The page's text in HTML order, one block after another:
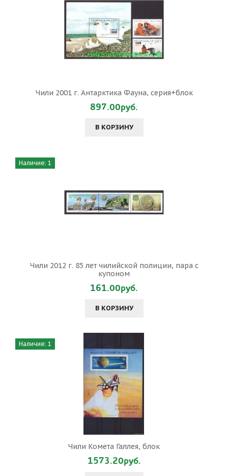
Чили 2001 г. Антарктика Фауна, серия+блок
897.00руб.
В КОРЗИНУ
Наличие: 1
Чили 2012 г. 85 лет чилийской полиции, пара с
купоном
161.00руб.
В КОРЗИНУ
Наличие: 1
Чили Комета Галлея, блок
1573.20руб.